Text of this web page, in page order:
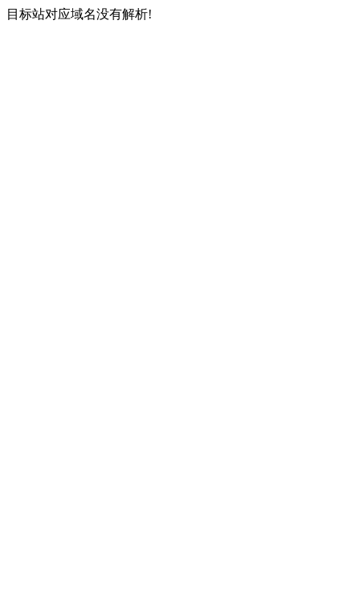
目标站对应域名没有解析!